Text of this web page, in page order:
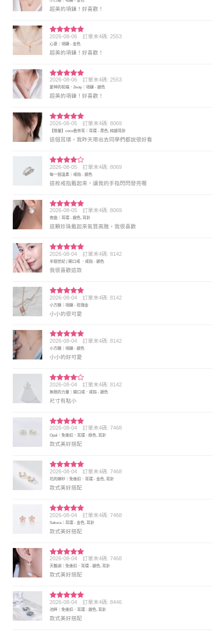
分 5
超美的項鍊！好喜歡！
評分5 滿
分 5
2026-08-06 訂單末4碼: 2553
心意｜項鍊 - 金色
超美的項鍊！好喜歡！
評分5 滿
分 5
2026-08-06 訂單末4碼: 2553
愛神的祝福．2way｜項鍊 - 銀色
超美的項鍊！好喜歡！
評分5 滿
分 5
2026-08-05 訂單末4碼: 8069
【限量】coco香奈耳｜耳環 - 黑色, 純銀耳針
這個耳環，我昨天帶出去同學們都說很好看
評分4
滿分 5
2026-08-05 訂單末4碼: 8069
每一個溫柔｜戒指 - 銀色
這枚戒指戴起來，讓我的手指閃閃發亮喔
評分5 滿
分 5
2026-08-05 訂單末4碼: 8069
夜曲｜耳環 - 銀色, 耳針
這顆珍珠戴起來氣質高雅，我很喜歡
評分5 滿
分 5
2026-08-04 訂單末4碼: 8142
半個世紀 | 開口戒 ．戒指 - 銀色
我很喜歡這款
評分5滿
分 5
2026-08-04 訂單末4碼: 8142
小方糖｜項鍊 - 玫瑰金
小小的很可愛
評分5 滿
分 5
2026-08-04 訂單末4碼: 8142
小方糖｜項鍊 - 銀色
小小的好可愛
評分4
滿分 5
2026-08-04 訂單末4碼: 8142
無限的力量｜開口戒．戒指 - 銀色
尺寸有點小
評分5 滿
分 5
2026-08-04 訂單末4碼: 7468
Opal｜免後扣．耳環 - 綠色, 耳針
款式美好搭配
評分5 滿
分 5
2026-08-04 訂單末4碼: 7468
花的嫁紗｜免後扣．耳環 - 金色, 耳針
款式美好搭配
評分5滿
分 5
2026-08-04 訂單末4碼: 7468
Sakura｜耳環 - 金色, 耳針
款式美好搭配
評分5 滿
分 5
2026-08-04 訂單末4碼: 7468
天鵝湖｜免後扣．耳環 - 銀色, 耳針
款式美好搭配
評分5 滿
分 5
2026-08-04 訂單末4碼: 8446
池畔｜免後扣．耳環 - 銀色, 耳針
款式美好搭配